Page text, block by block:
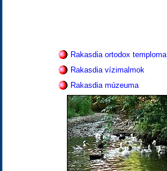
Rakasdia ortodox temploma
Rakasdia vízimalmok
Rakasdia múzeuma